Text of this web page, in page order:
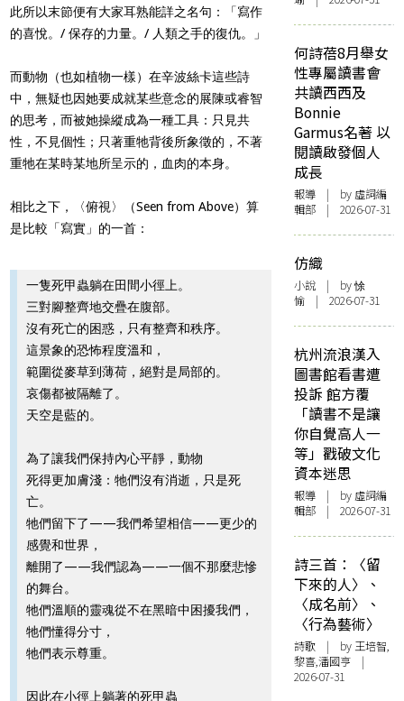
此所以末節便有大家耳熟能詳之名句：「寫作
的喜悅。/ 保存的力量。/ 人類之手的復仇。」
而動物（也如植物一樣）在辛波絲卡這些詩
中，無疑也因她要成就某些意念的展陳或睿智
的思考，而被她操縱成為一種工具：只見共
性，不見個性；只著重牠背後所象徵的，不著
重牠在某時某地所呈示的，血肉的本身。
相比之下，〈俯視〉（Seen from Above）算
是比較「寫實」的一首：
一隻死甲蟲躺在田間小徑上。
三對腳整齊地交疊在腹部。
沒有死亡的困惑，只有整齊和秩序。
這景象的恐怖程度溫和，
範圍從麥草到薄荷，絕對是局部的。
哀傷都被隔離了。
天空是藍的。
為了讓我們保持內心平靜，動物
死得更加膚淺：牠們沒有消逝，只是死
亡。
牠們留下了——我們希望相信——更少的
感覺和世界，
離開了——我們認為——一個不那麼悲慘
的舞台。
牠們溫順的靈魂從不在黑暗中困擾我們，
牠們懂得分寸，
牠們表示尊重。
因此在小徑上躺著的死甲蟲
何詩蓓8月舉女
性專屬讀書會
共讀西西及
Bonnie
Garmus名著 以
閱讀啟發個人
成長
報導 | by 虛詞編
輯部 | 2026-07-31
仿織
小說 | by 悇
愉 | 2026-07-31
杭州流浪漢入
圖書館看書遭
投訴 館方覆
「讀書不是讓
你自覺高人一
等」戳破文化
資本迷思
報導 | by 虛詞編
輯部 | 2026-07-31
詩三首：〈留
下來的人〉、
〈成名前〉、
〈行為藝術〉
詩歌 | by 王培智,
黎喜,潘國亨 |
2026-07-31